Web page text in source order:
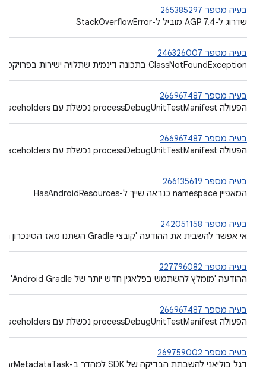
בעיה מספר 265385297
שדרוג ל-AGP 7.4 מוביל ל-StackOverflowError
בעיה מספר 246326007
‫ClassNotFoundException בתכונה דינמית שתלויה ישירות בפרויקט משנה של ספריית Kotlin
בעיה מספר 266967487
הפעולה processDebugUnitTestManifest נכשלת עם placeholders של מניפסטים לגרסאות בדיקה
בעיה מספר 266967487
הפעולה processDebugUnitTestManifest נכשלת עם placeholders של מניפסטים לגרסאות בדיקה
בעיה מספר 266135619
המאפיין namespace כנראה שייך ל-HasAndroidResources
בעיה מספר 242051158
אי אפשר להשבית את ההודעה 'קובצי Gradle השתנו מאז הסינכרון האחרון של הפרויקט'
בעיה מספר 227796082
ההודעה 'מומלץ להשתמש בפלאגין חדש יותר של Android Gradle' מוצגת כשאין פלאגין חדש יותר
בעיה מספר 266967487
הפעולה processDebugUnitTestManifest נכשלת עם placeholders של מניפסטים לגרסאות בדיקה
בעיה מספר 269759002
דגל בוליאני להשבתת הבדיקה של SDK למהדר ב-CheckAarMetadataTask